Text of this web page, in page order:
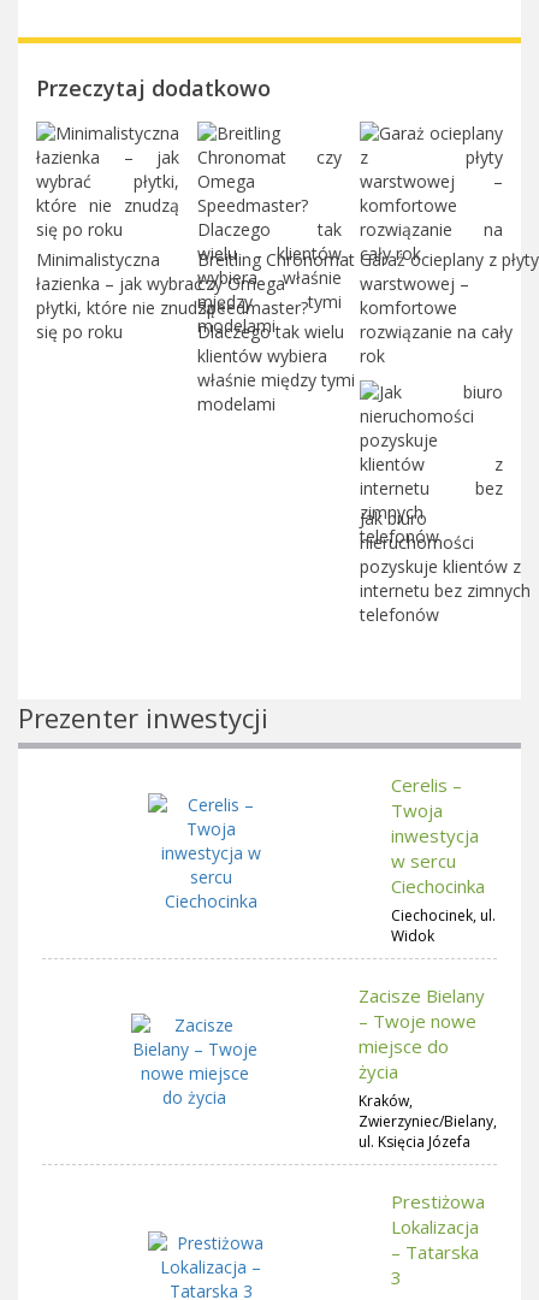
Przeczytaj dodatkowo
Minimalistyczna
łazienka – jak wybrać
płytki, które nie znudzą
się po roku
Breitling Chronomat
czy Omega
Speedmaster?
Dlaczego tak wielu
klientów wybiera
właśnie między tymi
modelami
Garaż ocieplany z płyty
warstwowej –
komfortowe
rozwiązanie na cały
rok
Jak biuro
nieruchomości
pozyskuje klientów z
internetu bez zimnych
telefonów
Prezenter inwestycji
Cerelis –
Twoja
inwestycja
w sercu
Ciechocinka
Ciechocinek, ul.
Widok
Zacisze Bielany
– Twoje nowe
miejsce do
życia
Kraków,
Zwierzyniec/Bielany,
ul. Księcia Józefa
Prestiżowa
Lokalizacja
– Tatarska
3